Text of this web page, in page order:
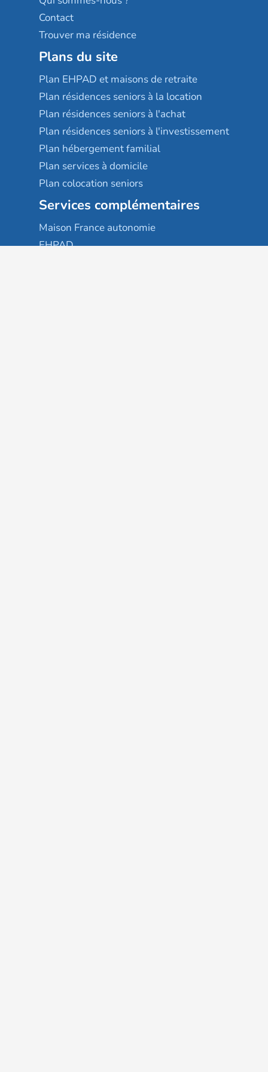
Contact
Trouver ma résidence
Plans du site
Plan EHPAD et maisons de retraite
Plan résidences seniors à la location
Plan résidences seniors à l'achat
Plan résidences seniors à l'investissement
Plan hébergement familial
Plan services à domicile
Plan colocation seniors
Services complémentaires
Maison France autonomie
EHPAD